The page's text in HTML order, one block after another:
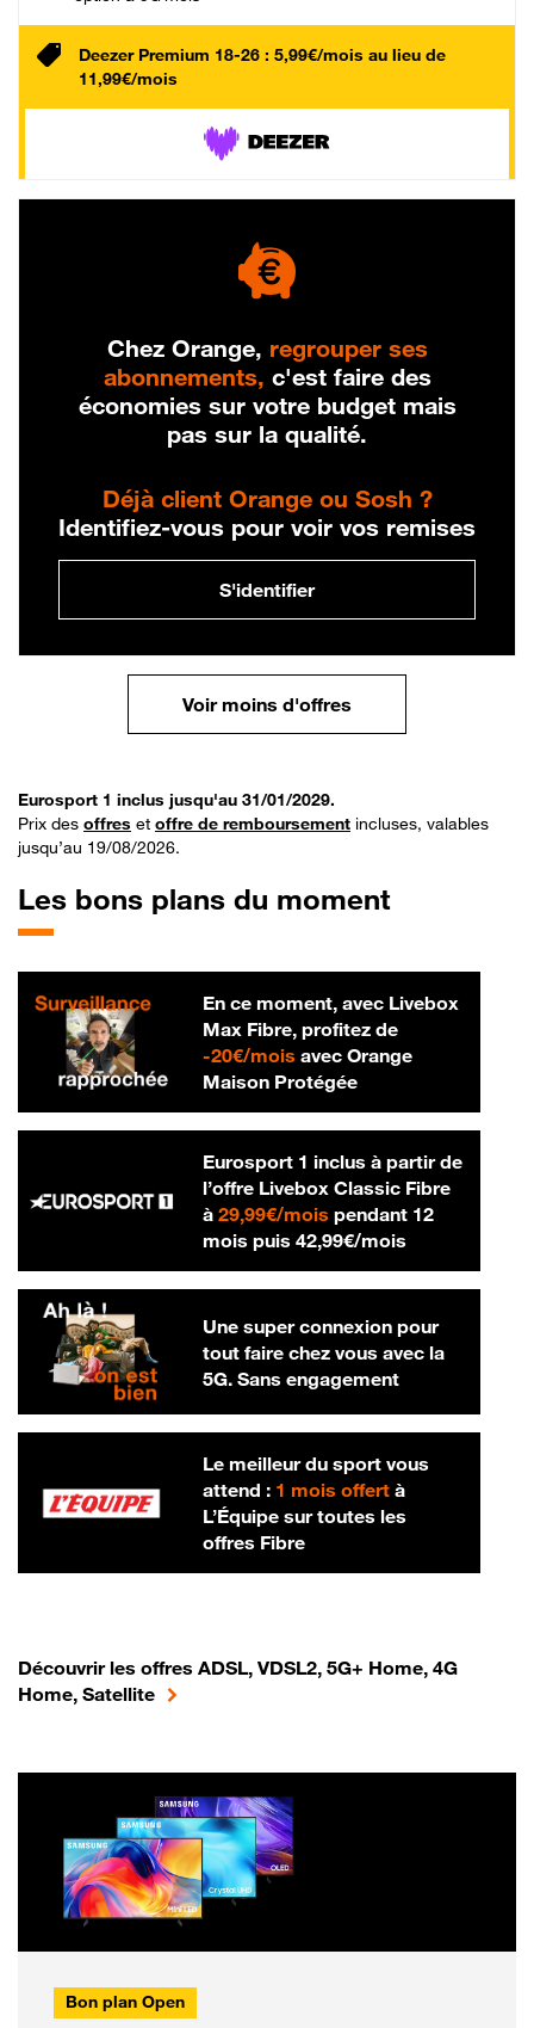
Deezer Premium 18-26 : 5,99€/mois au lieu de
11,99€/mois
Chez Orange, regrouper ses
abonnements, c'est faire des
économies sur votre budget mais
pas sur la qualité.
Déjà client Orange ou Sosh ?
Identifiez-vous pour voir vos remises
S'identifier
Voir moins d'offres
Eurosport 1 inclus jusqu'au 31/01/2029.
Prix des offres et offre de remboursement incluses, valables
jusqu’au 19/08/2026.
Les bons plans du moment
En ce moment, avec Livebox
Max Fibre, profitez de
-20€/mois20 € par mois
avec Orange
Maison Protégée
Eurosport 1 inclus à partir de
l’offre Livebox Classic Fibre
à 29,99€/mois29,99 € par mois
pendant 12
mois puis 42,99€/mois42,99 € par
Une super connexion pour
tout faire chez vous avec la
5G. Sans engagement
Le meilleur du sport vous
attend : 1 mois offertà
L’Équipe sur toutes les
offres Fibre
Découvrir les offres ADSL, VDSL2, 5G+ Home, 4G
Home, Satellite
Bon plan Open